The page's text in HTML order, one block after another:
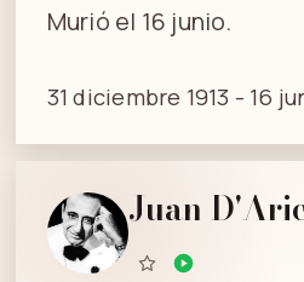
Murió el 16 junio.
31 diciembre 1913 - 16
Juan